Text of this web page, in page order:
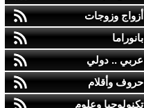
أزواج وزوجات
بانوراما
عربي .. دولي
حروف وأقلام
تكنولوجيا وعلوم